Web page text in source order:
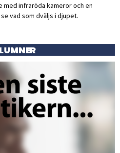
med infraröda kameror och en
vad som dväljs i djupet.